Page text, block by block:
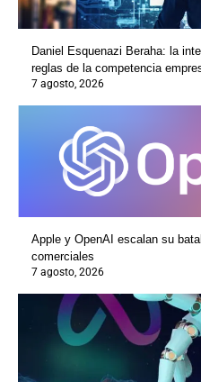
Daniel Esquenazi Beraha: la
reglas de la competencia
7 agosto, 2026
Apple y OpenAI escalan su
comerciales
7 agosto, 2026